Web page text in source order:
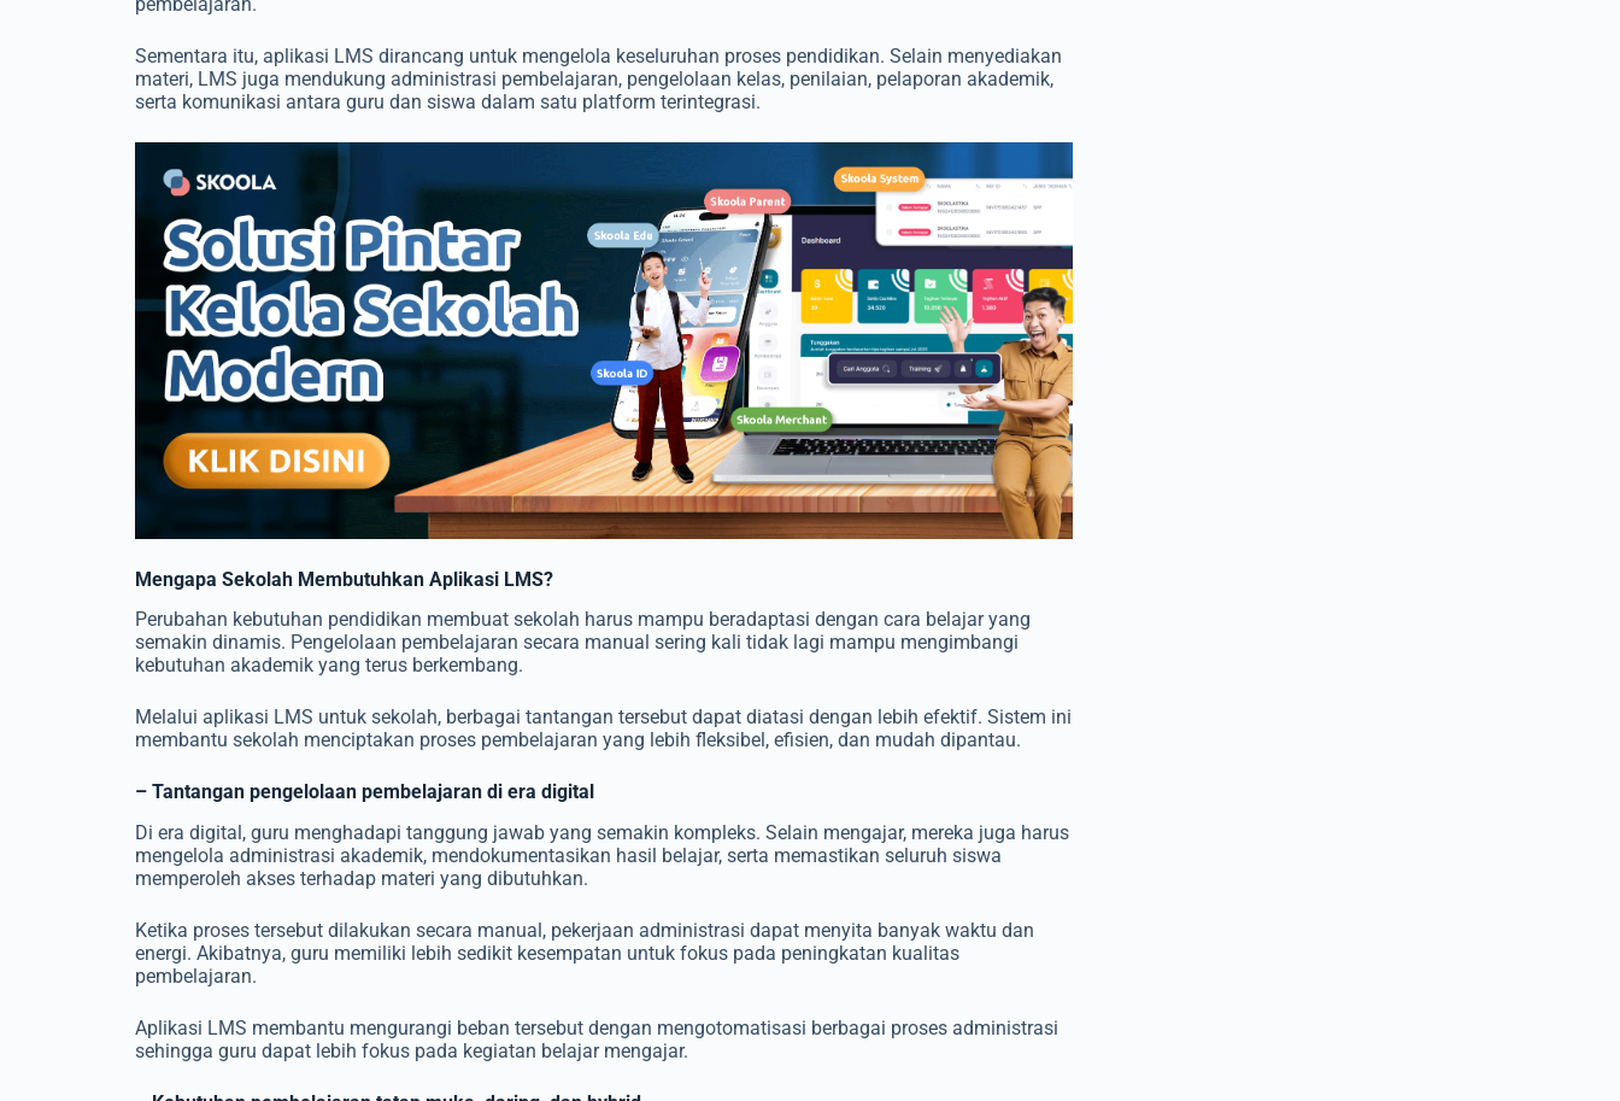
Sementara itu, aplikasi LMS dirancang untuk mengelola keseluruhan proses pendidikan. Selain menyediakan
materi, LMS juga mendukung administrasi pembelajaran, pengelolaan kelas, penilaian, pelaporan akademik,
serta komunikasi antara guru dan siswa dalam satu platform terintegrasi.
Mengapa Sekolah Membutuhkan Aplikasi LMS?
Perubahan kebutuhan pendidikan membuat sekolah harus mampu beradaptasi dengan cara belajar yang
semakin dinamis. Pengelolaan pembelajaran secara manual sering kali tidak lagi mampu mengimbangi
kebutuhan akademik yang terus berkembang.
Melalui aplikasi LMS untuk sekolah, berbagai tantangan tersebut dapat diatasi dengan lebih efektif. Sistem ini
membantu sekolah menciptakan proses pembelajaran yang lebih fleksibel, efisien, dan mudah dipantau.
– Tantangan pengelolaan pembelajaran di era digital
Di era digital, guru menghadapi tanggung jawab yang semakin kompleks. Selain mengajar, mereka juga harus
mengelola administrasi akademik, mendokumentasikan hasil belajar, serta memastikan seluruh siswa
memperoleh akses terhadap materi yang dibutuhkan.
Ketika proses tersebut dilakukan secara manual, pekerjaan administrasi dapat menyita banyak waktu dan
energi. Akibatnya, guru memiliki lebih sedikit kesempatan untuk fokus pada peningkatan kualitas
pembelajaran.
Aplikasi LMS membantu mengurangi beban tersebut dengan mengotomatisasi berbagai proses administrasi
sehingga guru dapat lebih fokus pada kegiatan belajar mengajar.